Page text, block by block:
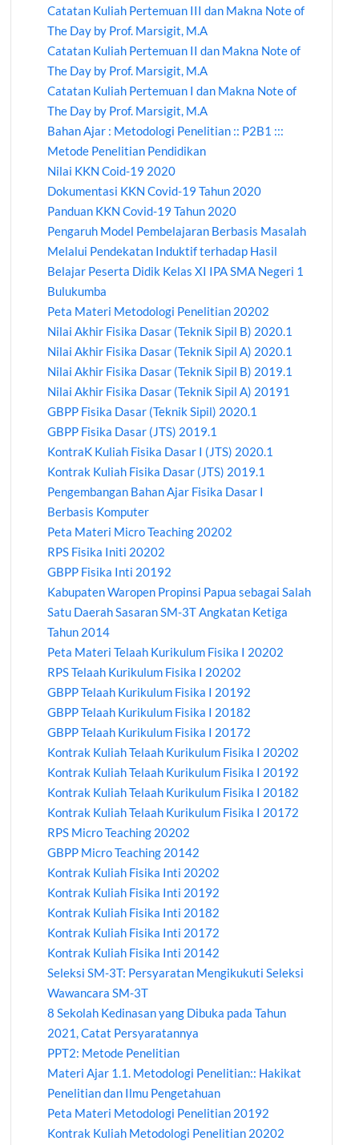
Catatan Kuliah Pertemuan III dan Makna Note of
The Day by Prof. Marsigit, M.A
Catatan Kuliah Pertemuan II dan Makna Note of
The Day by Prof. Marsigit, M.A
Catatan Kuliah Pertemuan I dan Makna Note of
The Day by Prof. Marsigit, M.A
Bahan Ajar : Metodologi Penelitian :: P2B1 :::
Metode Penelitian Pendidikan
Nilai KKN Coid-19 2020
Dokumentasi KKN Covid-19 Tahun 2020
Panduan KKN Covid-19 Tahun 2020
Pengaruh Model Pembelajaran Berbasis Masalah
Melalui Pendekatan Induktif terhadap Hasil
Belajar Peserta Didik Kelas XI IPA SMA Negeri 1
Bulukumba
Peta Materi Metodologi Penelitian 20202
Nilai Akhir Fisika Dasar (Teknik Sipil B) 2020.1
Nilai Akhir Fisika Dasar (Teknik Sipil A) 2020.1
Nilai Akhir Fisika Dasar (Teknik Sipil B) 2019.1
Nilai Akhir Fisika Dasar (Teknik Sipil A) 20191
GBPP Fisika Dasar (Teknik Sipil) 2020.1
GBPP Fisika Dasar (JTS) 2019.1
KontraK Kuliah Fisika Dasar I (JTS) 2020.1
Kontrak Kuliah Fisika Dasar (JTS) 2019.1
Pengembangan Bahan Ajar Fisika Dasar I
Berbasis Komputer
Peta Materi Micro Teaching 20202
RPS Fisika Initi 20202
GBPP Fisika Inti 20192
Kabupaten Waropen Propinsi Papua sebagai Salah
Satu Daerah Sasaran SM-3T Angkatan Ketiga
Tahun 2014
Peta Materi Telaah Kurikulum Fisika I 20202
RPS Telaah Kurikulum Fisika I 20202
GBPP Telaah Kurikulum Fisika I 20192
GBPP Telaah Kurikulum Fisika I 20182
GBPP Telaah Kurikulum Fisika I 20172
Kontrak Kuliah Telaah Kurikulum Fisika I 20202
Kontrak Kuliah Telaah Kurikulum Fisika I 20192
Kontrak Kuliah Telaah Kurikulum Fisika I 20182
Kontrak Kuliah Telaah Kurikulum Fisika I 20172
RPS Micro Teaching 20202
GBPP Micro Teaching 20142
Kontrak Kuliah Fisika Inti 20202
Kontrak Kuliah Fisika Inti 20192
Kontrak Kuliah Fisika Inti 20182
Kontrak Kuliah Fisika Inti 20172
Kontrak Kuliah Fisika Inti 20142
Seleksi SM-3T: Persyaratan Mengikukuti Seleksi
Wawancara SM-3T
8 Sekolah Kedinasan yang Dibuka pada Tahun
2021, Catat Persyaratannya
PPT2: Metode Penelitian
Materi Ajar 1.1. Metodologi Penelitian:: Hakikat
Penelitian dan Ilmu Pengetahuan
Peta Materi Metodologi Penelitian 20192
Kontrak Kuliah Metodologi Penelitian 20202